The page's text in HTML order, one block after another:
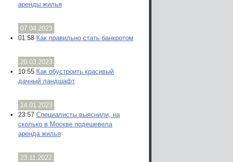
аренды жилья
07.04.2023
01:58 Как правильно стать банкротом
20.03.2023
10:55 Как обустроить красивый
дачный ландшафт
14.01.2023
23:57 Специалисты выяснили, на
сколько в Москве подешевела
аренда жилья
23.11.2022